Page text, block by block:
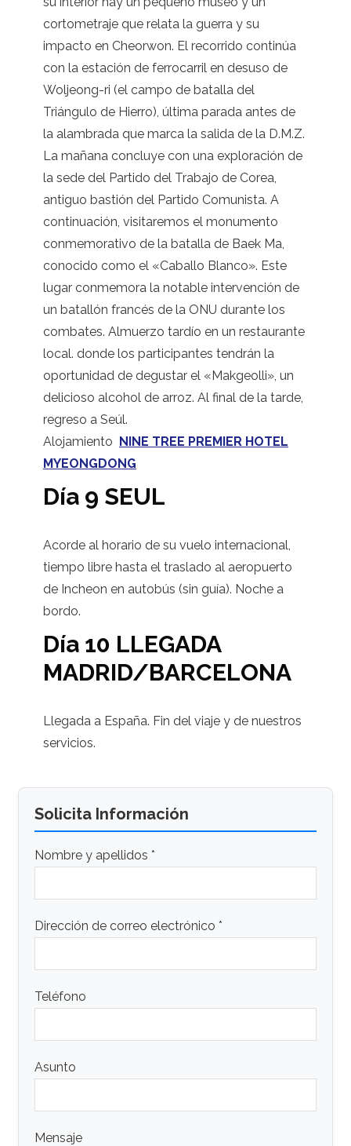
cortometraje que relata la guerra y su
impacto en Cheorwon. El recorrido continúa
con la estación de ferrocarril en desuso de
Woljeong-ri (el campo de batalla del
Triángulo de Hierro), última parada antes de
la alambrada que marca la salida de la D.M.Z.
La mañana concluye con una exploración de
la sede del Partido del Trabajo de Corea,
antiguo bastión del Partido Comunista. A
continuación, visitaremos el monumento
conmemorativo de la batalla de Baek Ma,
conocido como el «Caballo Blanco». Este
lugar conmemora la notable intervención de
un batallón francés de la ONU durante los
combates. Almuerzo tardío en un restaurante
local. donde los participantes tendrán la
oportunidad de degustar el «Makgeolli», un
delicioso alcohol de arroz. Al final de la tarde,
regreso a Seúl.
Alojamiento NINE TREE PREMIER HOTEL
MYEONGDONG
Día 9 SEUL
Acorde al horario de su vuelo internacional,
tiempo libre hasta el traslado al aeropuerto
de Incheon en autobús (sin guía). Noche a
bordo.
Día 10 LLEGADA
MADRID/BARCELONA
Llegada a España. Fin del viaje y de nuestros
servicios.
Solicita Información
Nombre y apellidos *
Dirección de correo electrónico *
Teléfono
Asunto
Mensaje